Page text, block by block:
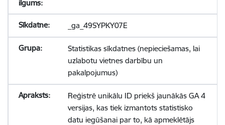
_ga_49SYPKY07E
Statistikas sīkdatnes (nepieciešamas, lai
uzlabotu vietnes darbību un
pakalpojumus)
Reģistrē unikālu ID priekš jaunākās GA 4
versijas, kas tiek izmantots statistisko
datu iegūšanai par to, kā apmeklētājs